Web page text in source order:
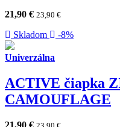
21,90 € 23,90 €
Skladom -8%
Univerzálna
ACTIVE čiapka
CAMOUFLAGE
21,90 €